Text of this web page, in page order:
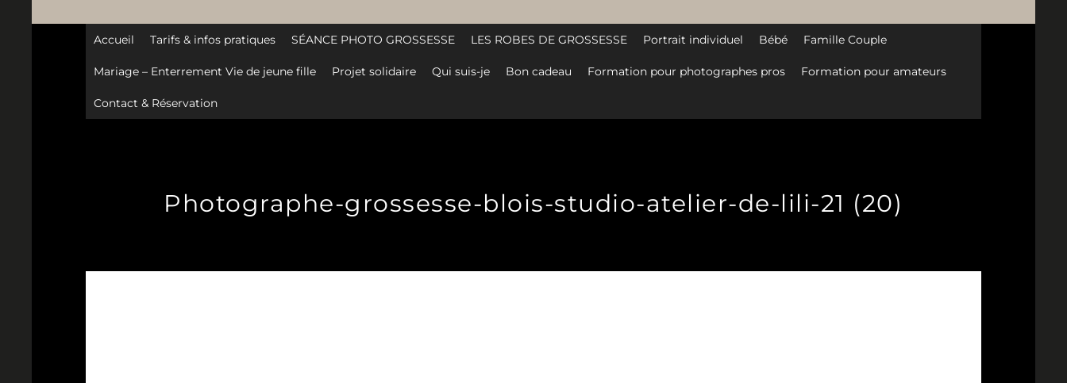
Accueil Tarifs & infos pratiques SÉANCE PHOTO GROSSESSE LES ROBES DE GROSSESSE Portrait individuel Bébé Famille Couple
Mariage – Enterrement Vie de jeune fille Projet solidaire Qui suis-je Bon cadeau Formation pour photographes pros Formation pour amateurs
Contact & Réservation
Photographe-grossesse-blois-studio-atelier-de-lili-21 (20)